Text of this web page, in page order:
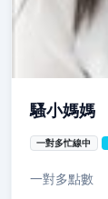
騷小媽媽
一對多忙線中
一對多點數